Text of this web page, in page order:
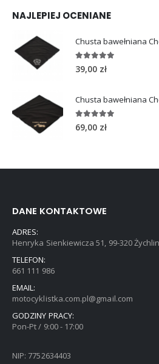
NAJLEPIEJ OCENIANE
5.00out of 5
39,00 zł
Chusta bawełniana
5.00out of 5
69,00 zł
DANE KONTAKTOWE
ADRES:
Henryka Sienkiewicza 51, 99-320 Żychlin
TELEFON:
661 111 986
EMAIL:
motocyklistka.com.pl@gmail.com
GODZINY PRACY:
Pon-Pt / 9:00 - 17:00
NIP: 7752634403